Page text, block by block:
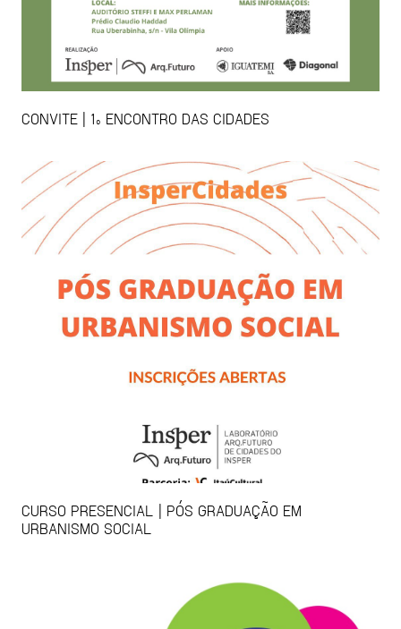
CONVITE | 1º ENCONTRO DAS CIDADES
CURSO PRESENCIAL | PÓS GRADUAÇÃO EM
URBANISMO SOCIAL